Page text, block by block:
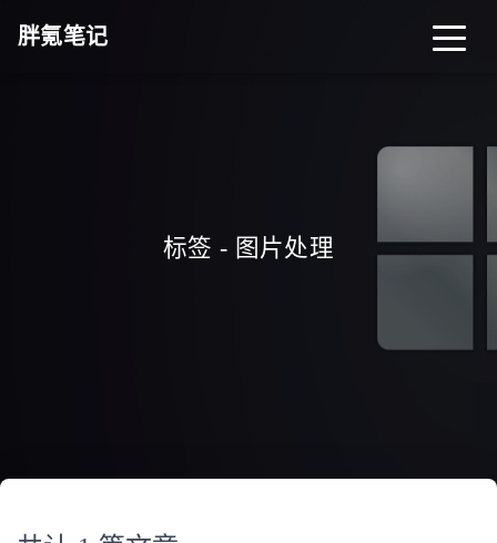
胖氪笔记
关于 导航
标签 - 图片处理